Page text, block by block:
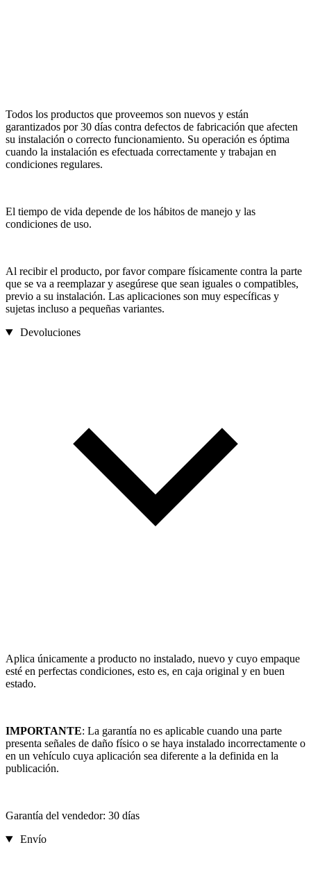
Todos los productos que proveemos son nuevos y están
garantizados por 30 días contra defectos de fabricación que afecten
su instalación o correcto funcionamiento. Su operación es óptima
cuando la instalación es efectuada correctamente y trabajan en
condiciones regulares.
El tiempo de vida depende de los hábitos de manejo y las
condiciones de uso.
Al recibir el producto, por favor compare físicamente contra la parte
que se va a reemplazar y asegúrese que sean iguales o compatibles,
previo a su instalación. Las aplicaciones son muy específicas y
sujetas incluso a pequeñas variantes.
Devoluciones
Aplica únicamente a producto no instalado, nuevo y cuyo empaque
esté en perfectas condiciones, esto es, en caja original y en buen
estado.
IMPORTANTE: La garantía no es aplicable cuando una parte
presenta señales de daño físico o se haya instalado incorrectamente o
en un vehículo cuya aplicación sea diferente a la definida en la
publicación.
Garantía del vendedor: 30 días
Envío